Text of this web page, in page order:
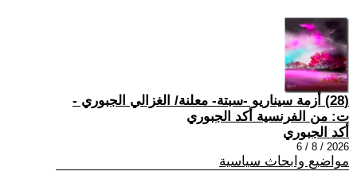
(28) أزمة سيناريو -سبتة- معلنة/ الغزالي الجبوري -
ت: من الفرنسية أكد الجبوري
أكد الجبوري
2026 / 8 / 6
مواضيع وابحاث سياسية